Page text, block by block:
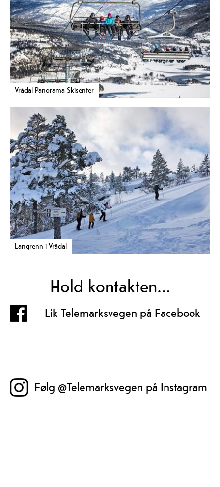
Vrådal Panorama Skisenter
Langrenn i Vrådal
Hold kontakten...
Lik Telemarksvegen på Facebook
Følg @Telemarksvegen på Instagram